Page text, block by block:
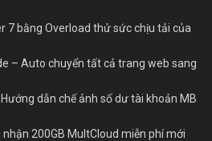
7 bằng Overload thử sức chịu tải của
– Auto chuyển tất cả trang web sang
Hướng dẫn chế ảnh số dư tài khoản MB
200GB MultCloud miễn phí mới